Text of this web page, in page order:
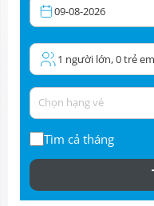
09-08-2026
1 người lớn, 0 trẻ
Chọn hạng vé
Tìm cả tháng